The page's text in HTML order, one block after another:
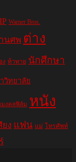
Warner Bros.
นศพ ต่าง
ง ท้าทาย นักศึกษา
วิทยาลัย
มงคลฟิล์ม หนัง
ยง แฟน แม่ โทรศัพท์